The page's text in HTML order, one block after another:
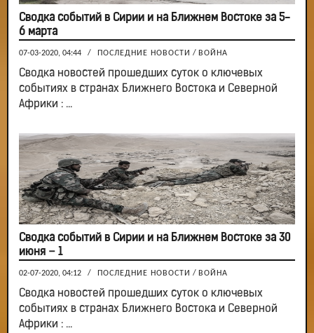
Сводка событий в Сирии и на Ближнем Востоке за 5-
6 марта
07-03-2020, 04:44 / ПОСЛЕДНИЕ НОВОСТИ / ВОЙНА
Сводка новостей прошедших суток о ключевых
событиях в странах Ближнего Востока и Северной
Африки : ...
Сводка событий в Сирии и на Ближнем Востоке за 30
июня – 1
02-07-2020, 04:12 / ПОСЛЕДНИЕ НОВОСТИ / ВОЙНА
Сводка новостей прошедших суток о ключевых
событиях в странах Ближнего Востока и Северной
Африки : ...